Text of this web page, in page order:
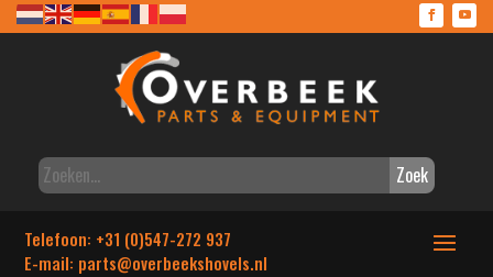
Zoek
Telefoon: +31 (0)547-272 937
E-mail: parts@overbeekshovels.nl